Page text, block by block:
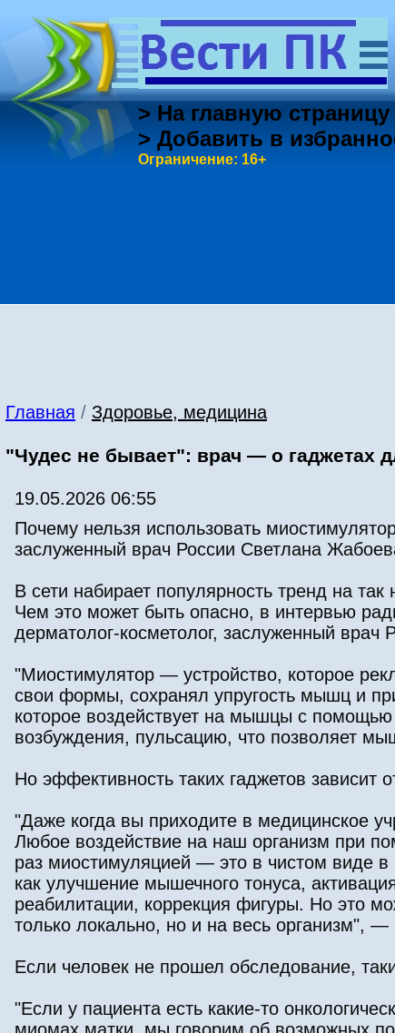
> На главную страницу
> Добавить в
Ограничение: 16+
Главная / Здоровье, медицина
"Чудес не бывает": врач — о гаджетах
19.05.2026 06:55
Почему нельзя использовать
заслуженный врач России Светлана
В сети набирает популярность тренд на
Чем это может быть опасно, в интервью
дерматолог-косметолог, заслуженный врач
"Миостимулятор — устройство, которое
свои формы, сохранял упругость мышц и
которое воздействует на мышцы с
возбуждения, пульсацию, что позволяет
Но эффективность таких гаджетов зависит
"Даже когда вы приходите в медицинское
Любое воздействие на наш организм при
раз миостимуляцией — это в чистом виде
как улучшение мышечного тонуса,
реабилитации, коррекция фигуры. Но это
только локально, но и на весь организм",
Если человек не прошел обследование,
"Если у пациента есть какие-то